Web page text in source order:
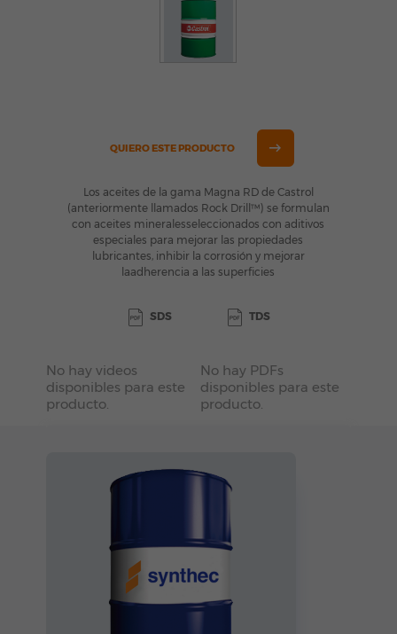
QUIERO ESTE PRODUCTO
Los aceites de la gama Magna RD de Castrol
(anteriormente llamados Rock Drill™) se formulan
con aceites mineralesseleccionados con aditivos
especiales para mejorar las propiedades
lubricantes, inhibir la corrosión y mejorar
laadherencia a las superficies
SDS TDS
No hay videos
disponibles para este
producto.
No hay PDFs
disponibles para este
producto.